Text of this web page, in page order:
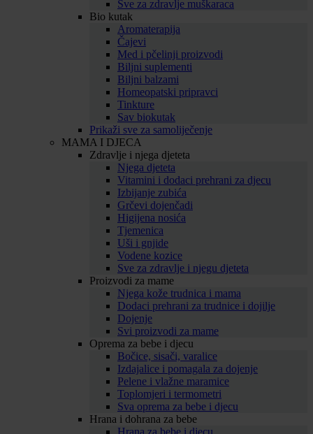
Sve za zdravlje muškaraca
Bio kutak
Aromaterapija
Čajevi
Med i pčelinji proizvodi
Biljni suplementi
Biljni balzami
Homeopatski pripravci
Tinkture
Sav biokutak
Prikaži sve za samoliječenje
MAMA I DJECA
Zdravlje i njega djeteta
Njega djeteta
Vitamini i dodaci prehrani za djecu
Izbijanje zubića
Grčevi dojenčadi
Higijena nosića
Tjemenica
Uši i gnjide
Vodene kozice
Sve za zdravlje i njegu djeteta
Proizvodi za mame
Njega kože trudnica i mama
Dodaci prehrani za trudnice i dojilje
Dojenje
Svi proizvodi za mame
Oprema za bebe i djecu
Bočice, sisači, varalice
Izdajalice i pomagala za dojenje
Pelene i vlažne maramice
Toplomjeri i termometri
Sva oprema za bebe i djecu
Hrana i dohrana za bebe
Hrana za bebe i djecu